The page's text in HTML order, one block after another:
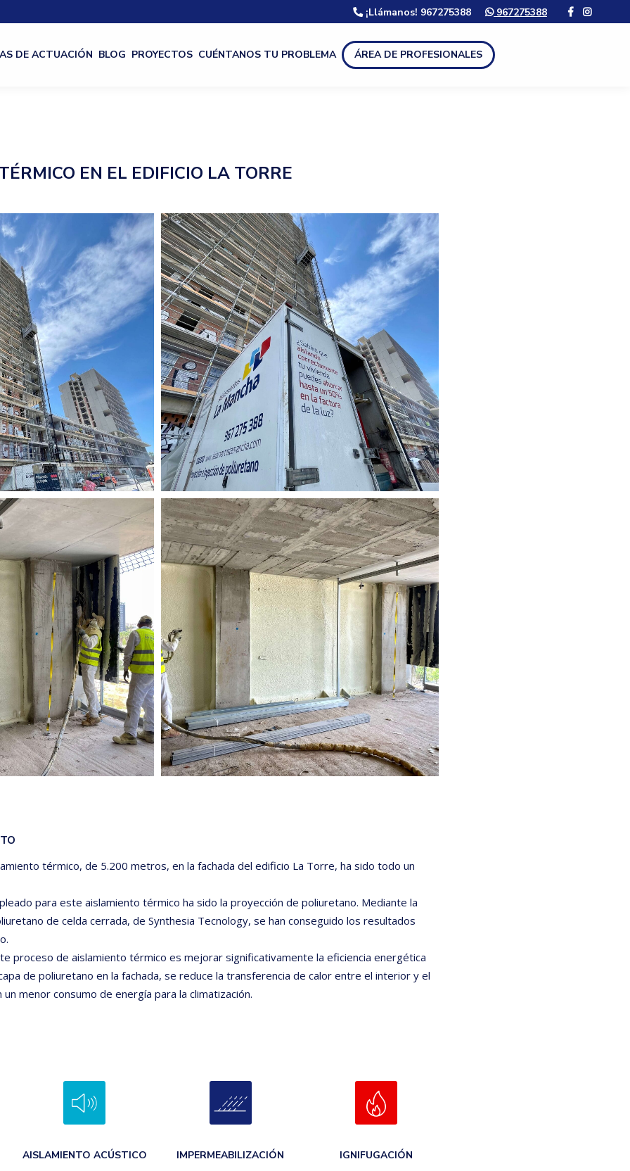
¡Llámanos! 967275388 967275388
DE ACTUACIÓN BLOG PROYECTOS CUÉNTANOS TU PROBLEMA ÁREA DE PROFESIONALES
EN EL EDIFICIO LA TORRE
térmico, de 5.200 metros, en la fachada del edificio La Torre, ha sido todo un
para este aislamiento térmico ha sido la proyección de poliuretano. Mediante la
de celda cerrada, de Synthesia Tecnology, se han conseguido los resultados
proceso de aislamiento térmico es mejorar significativamente la eficiencia energética
de poliuretano en la fachada, se reduce la transferencia de calor entre el interior y el
menor consumo de energía para la climatización.
AISLAMIENTO ACÚSTICO IMPERMEABILIZACIÓN IGNIFUGACIÓN